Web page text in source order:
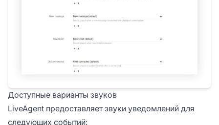
Доступные варианты звуков
LiveAgent предоставляет звуки уведомлений для
следующих событий: